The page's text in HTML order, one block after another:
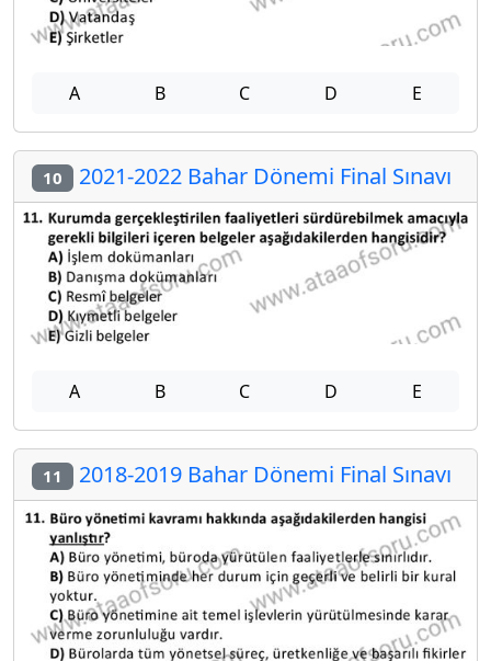
A B C D E
10 2021-2022 Bahar Dönemi Final Sınavı
A B C D E
11 2018-2019 Bahar Dönemi Final Sınavı